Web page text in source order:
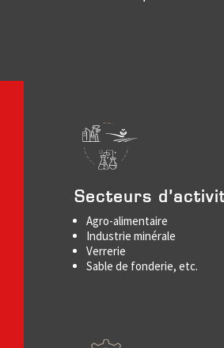
Secteurs
Agro-alimentaire
Industrie minérale
Verrerie
Sable de fonderie, etc.